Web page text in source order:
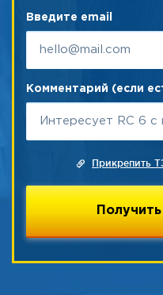
Введите email
Комментарий (если
Прикрепить